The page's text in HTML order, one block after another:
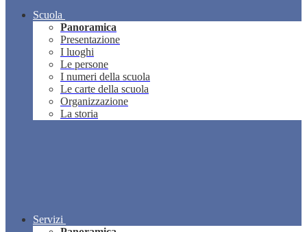
Scuola
Panoramica
Presentazione
I luoghi
Le persone
I numeri della scuola
Le carte della scuola
Organizzazione
La storia
Servizi